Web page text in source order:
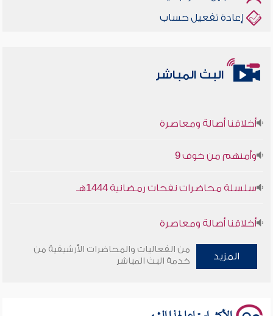
إعادة تفعيل حساب
البث المباشر
أخلاقنا أصالة ومعاصرة
وأمنهم من خوف 9
سلسلة محاضرات نفحات رمضانية 1444هـ
أخلاقنا أصالة ومعاصرة
وأمنهم من خوف 9
المزيد
من الفعاليات والمحاضرات الأرشيفية من
خدمة البث المباشر